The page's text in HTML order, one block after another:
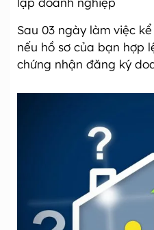
Sau 03 ngày làm việc
nếu hồ sơ của bạn hợp
chứng nhận đăng ký